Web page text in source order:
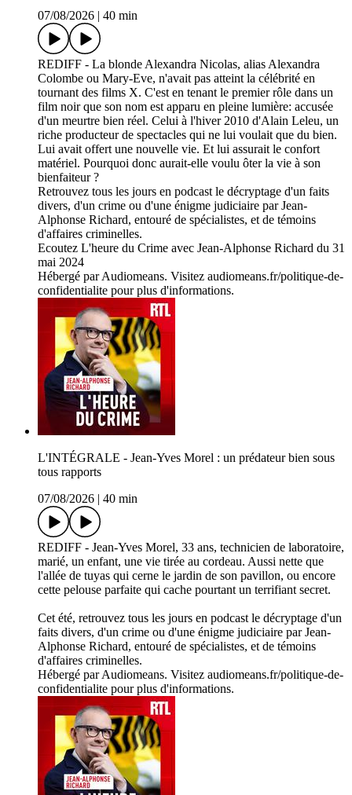
07/08/2026
40 min
REDIFF - La blonde Alexandra Nicolas, alias Alexandra
Colombe ou Mary-Eve, n'avait pas atteint la célébrité en
tournant des films X. C'est en tenant le premier rôle dans un
film noir que son nom est apparu en pleine lumière: accusée
d'un meurtre bien réel. Celui à l'hiver 2010 d'Alain Leleu, un
riche producteur de spectacles qui ne lui voulait que du bien.
Lui avait offert une nouvelle vie. Et lui assurait le confort
matériel. Pourquoi donc aurait-elle voulu ôter la vie à son
bienfaiteur ?
Retrouvez tous les jours en podcast le décryptage d'un faits
divers, d'un crime ou d'une énigme judiciaire par Jean-
Alphonse Richard, entouré de spécialistes, et de témoins
d'affaires criminelles.
Ecoutez L'heure du Crime avec Jean-Alphonse Richard du 31
mai 2024
Hébergé par Audiomeans. Visitez audiomeans.fr/politique-de-
confidentialite pour plus d'informations.
L'INTÉGRALE - Jean-Yves Morel : un prédateur bien sous
tous rapports
07/08/2026
40 min
REDIFF - Jean-Yves Morel, 33 ans, technicien de laboratoire,
marié, un enfant, une vie tirée au cordeau. Aussi nette que
l'allée de tuyas qui cerne le jardin de son pavillon, ou encore
cette pelouse parfaite qui cache pourtant un terrifiant secret.
Cet été, retrouvez tous les jours en podcast le décryptage d'un
faits divers, d'un crime ou d'une énigme judiciaire par Jean-
Alphonse Richard, entouré de spécialistes, et de témoins
d'affaires criminelles.
Hébergé par Audiomeans. Visitez audiomeans.fr/politique-de-
confidentialite pour plus d'informations.